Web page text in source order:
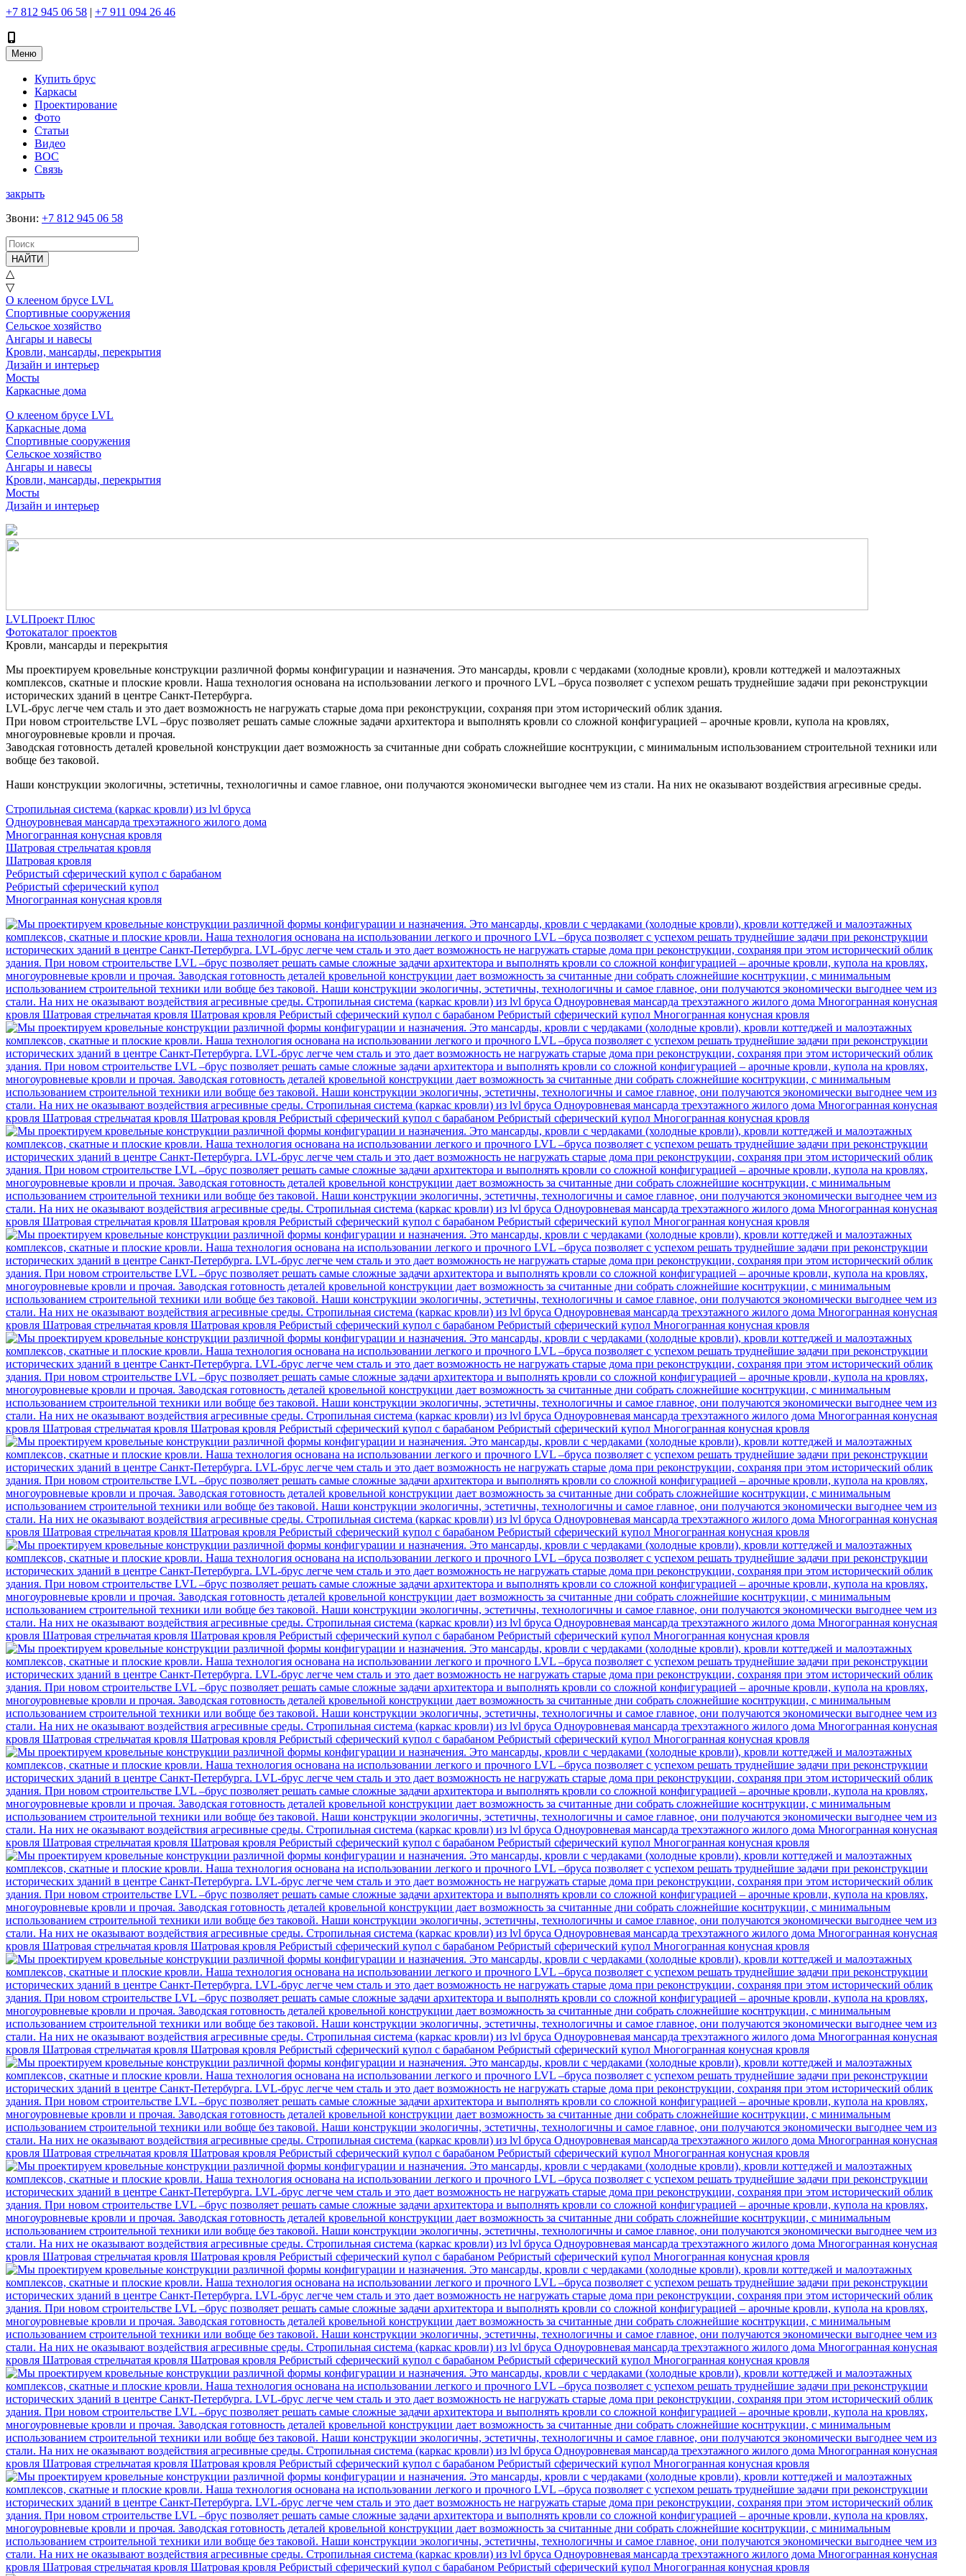
+7 812 945 06 58 | +7 911 094 26 46
Меню
Купить брус
Каркасы
Проектирование
Фото
Статьи
Видео
ВОС
Связь
закрыть
Звони: +7 812 945 06 58
НАЙТИ
△
▽
О клееном брусе LVL
Спортивные сооружения
Сельское хозяйство
Ангары и навесы
Кровли, мансарды, перекрытия
Дизайн и интерьер
Мосты
Каркасные дома
О клееном брусе LVL
Каркасные дома
Спортивные сооружения
Сельское хозяйство
Ангары и навесы
Кровли, мансарды, перекрытия
Мосты
Дизайн и интерьер
LVLПроект Плюс
Фотокаталог проектов
Кровли, мансарды и перекрытия
Мы проектируем кровельные конструкции различной формы конфигурации и назначения. Это мансарды, кровли с чердаками (холодные кровли), кровли коттеджей и малоэтажных
комплексов, скатные и плоские кровли. Наша технология основана на использовании легкого и прочного LVL –бруса позволяет с успехом решать труднейшие задачи при реконструкции
исторических зданий в центре Санкт-Петербурга.
LVL-брус легче чем сталь и это дает возможность не нагружать старые дома при реконструкции, сохраняя при этом исторический облик здания.
При новом строительстве LVL –брус позволяет решать самые сложные задачи архитектора и выполнять кровли со сложной конфигурацией – арочные кровли, купола на кровлях,
многоуровневые кровли и прочая.
Заводская готовность деталей кровельной конструкции дает возможность за считанные дни собрать сложнейшие коснтрукции, с минимальным использованием строительной техники или
вобще без таковой.
Наши конструкции экологичны, эстетичны, технологичны и самое главное, они получаются экономически выгоднее чем из стали. На них не оказывают воздействия агресивные среды.
Стропильная система (каркас кровли) из lvl бруса
Одноуровневая мансарда трехэтажного жилого дома
Многогранная конусная кровля
Шатровая стрельчатая кровля
Шатровая кровля
Ребристый сферический купол с барабаном
Ребристый сферический купол
Многогранная конусная кровля